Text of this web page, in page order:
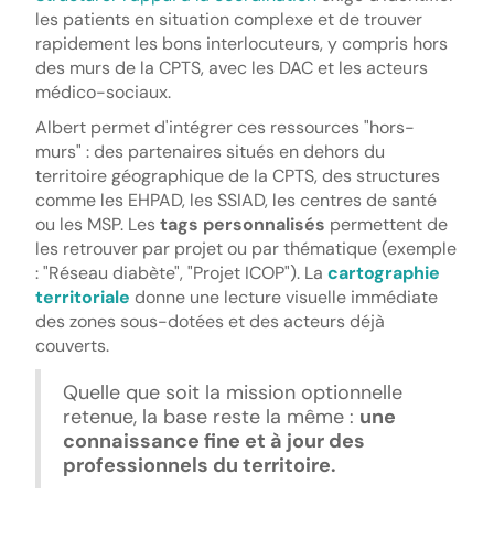
les patients en situation complexe et de trouver
rapidement les bons interlocuteurs, y compris hors
des murs de la CPTS, avec les DAC et les acteurs
médico-sociaux.
Albert permet d'intégrer ces ressources "hors-
murs" : des partenaires situés en dehors du
territoire géographique de la CPTS, des structures
comme les EHPAD, les SSIAD, les centres de santé
ou les MSP. Lestags personnalisés permettent de
les retrouver par projet ou par thématique (exemple
: "Réseau diabète", "Projet ICOP"). La cartographie
territoriale donne une lecture visuelle immédiate
des zones sous-dotées et des acteurs déjà
couverts.
Quelle que soit la mission optionnelle
retenue, la base reste la même : une
connaissance fine et à jour des
professionnels du territoire.